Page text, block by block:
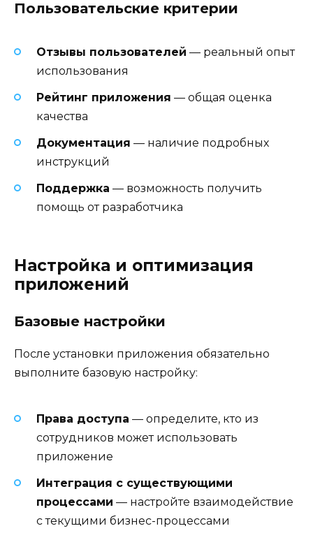
Пользовательские критерии
Отзывы пользователей — реальный опыт
использования
Рейтинг приложения — общая оценка
качества
Документация — наличие подробных
инструкций
Поддержка — возможность получить
помощь от разработчика
Настройка и оптимизация
приложений
Базовые настройки
После установки приложения обязательно
выполните базовую настройку:
Права доступа — определите, кто из
сотрудников может использовать
приложение
Интеграция с существующими
процессами — настройте взаимодействие
с текущими бизнес-процессами